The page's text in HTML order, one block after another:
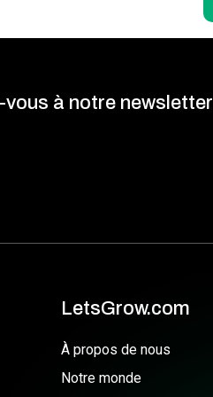
à notre newsletter
LetsGrow.com
À propos de nous
Notre monde